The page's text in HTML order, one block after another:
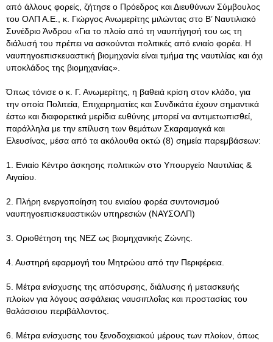
από άλλους φορείς, ζήτησε ο Πρόεδρος και Διευθύνων Σύμβουλος
του ΟΛΠ Α.Ε., κ. Γιώργος Ανωμερίτης μιλώντας στο Β’ Ναυτιλιακό
Συνέδριο Άνδρου «Για το πλοίο από τη ναυπήγησή του ως τη
διάλυσή του πρέπει να ασκούνται πολιτικές από ενιαίο φορέα. Η
ναυπηγοεπισκευαστική βιομηχανία είναι τμήμα της ναυτιλίας και όχι
υποκλάδος της βιομηχανίας».
Όπως τόνισε ο κ. Γ. Ανωμερίτης, η βαθειά κρίση στον κλάδο, για
την οποία Πολιτεία, Επιχειρηματίες και Συνδικάτα έχουν σημαντικά
έστω και διαφορετικά μερίδια ευθύνης μπορεί να αντιμετωπισθεί,
παράλληλα με την επίλυση των θεμάτων Σκαραμαγκά και
Ελευσίνας, μέσα από τα ακόλουθα οκτώ (8) σημεία παρεμβάσεων:
1. Ενιαίο Κέντρο άσκησης πολιτικών στο Υπουργείο Ναυτιλίας &
Αιγαίου.
2. Πλήρη ενεργοποίηση του ενιαίου φορέα συντονισμού
ναυπηγοεπισκευαστικών υπηρεσιών (ΝΑΥΣΟΛΠ)
3. Οριοθέτηση της ΝΕΖ ως βιομηχανικής Ζώνης.
4. Αυστηρή εφαρμογή του Μητρώου από την Περιφέρεια.
5. Μέτρα ενίσχυσης της απόσυρσης, διάλυσης ή μετασκευής
πλοίων για λόγους ασφάλειας ναυσιπλοΐας και προστασίας του
θαλάσσιου περιβάλλοντος.
6. Μέτρα ενίσχυσης του ξενοδοχειακού μέρους των πλοίων, όπως